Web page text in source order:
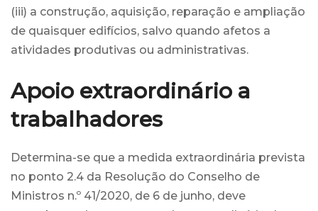
(iii) a construção, aquisição, reparação e ampliação
de quaisquer edifícios, salvo quando afetos a
atividades produtivas ou administrativas.
Apoio extraordinário a
trabalhadores
Determina-se que a medida extraordinária prevista
no ponto 2.4 da Resolução do Conselho de
Ministros n.º 41/2020, de 6 de junho, deve